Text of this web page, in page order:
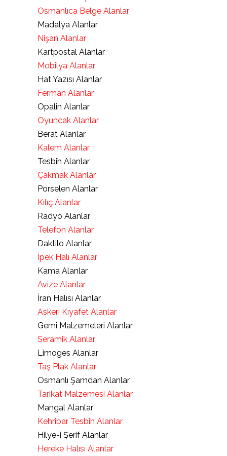
Osmanlıca Belge Alanlar
Madalya Alanlar
Nişan Alanlar
Kartpostal Alanlar
Mobilya Alanlar
Hat Yazısı Alanlar
Ferman Alanlar
Opalin Alanlar
Oyuncak Alanlar
Berat Alanlar
Kalem Alanlar
Tesbih Alanlar
Çakmak Alanlar
Porselen Alanlar
Kılıç Alanlar
Radyo Alanlar
Telefon Alanlar
Daktilo Alanlar
İpek Halı Alanlar
Kama Alanlar
Avize Alanlar
İran Halısı Alanlar
Askeri Kıyafet Alanlar
Gemi Malzemeleri Alanlar
Seramik Alanlar
Limoges Alanlar
Taş Plak Alanlar
Osmanlı Şamdan Alanlar
Tarikat Malzemesi Alanlar
Mangal Alanlar
Kehribar Tesbih Alanlar
Hilye-i Şerif Alanlar
Hereke Halısı Alanlar